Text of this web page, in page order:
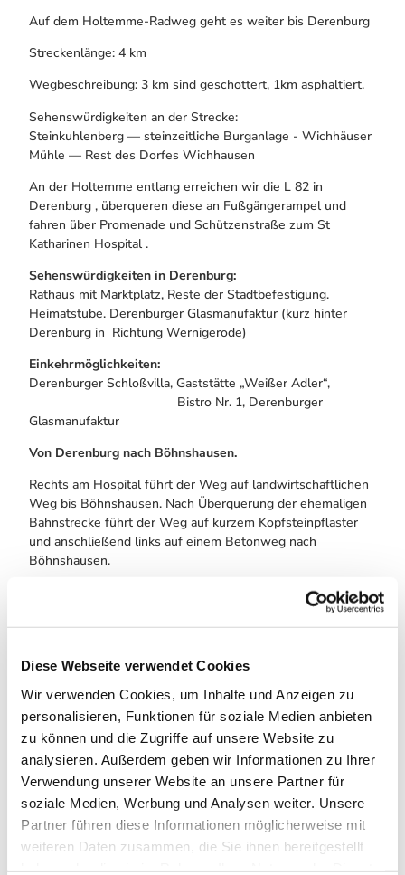
Diese Webseite verwendet Cookies
Wir verwenden Cookies, um Inhalte und Anzeigen zu
personalisieren, Funktionen für soziale Medien anbieten
zu können und die Zugriffe auf unsere Website zu
analysieren. Außerdem geben wir Informationen zu Ihrer
Verwendung unserer Website an unsere Partner für
soziale Medien, Werbung und Analysen weiter. Unsere
Partner führen diese Informationen möglicherweise mit
weiteren Daten zusammen, die Sie ihnen bereitgestellt
Auf dem Holtemme-Radweg geht es weiter bis Derenburg
Streckenlänge: 4 km
Wegbeschreibung: 3 km sind geschottert, 1km asphaltiert.
Sehenswürdigkeiten an der Strecke:
Steinkuhlenberg — steinzeitliche Burganlage - Wichhäuser
Mühle — Rest des Dorfes Wichhausen
An der Holtemme entlang erreichen wir die L 82 in
Derenburg , überqueren diese an Fußgängerampel und
fahren über Promenade und Schützenstraße zum St
Katharinen Hospital .
Sehenswürdigkeiten in Derenburg:
Rathaus mit Marktplatz, Reste der Stadtbefestigung.
Heimatstube. Derenburger Glasmanufaktur (kurz hinter
Derenburg in Richtung Wernigerode)
Einkehrmöglichkeiten:
Derenburger Schloßvilla, Gaststätte „Weißer Adler“,
Bistro Nr. 1, Derenburger
Glasmanufaktur
Von Derenburg nach Böhnshausen.
Rechts am Hospital führt der Weg auf landwirtschaftlichen
Weg bis Böhnshausen. Nach Überquerung der ehemaligen
Bahnstrecke führt der Weg auf kurzem Kopfsteinpflaster
und anschließend links auf einem Betonweg nach
Böhnshausen.
Wegbeschreibung: 200 m asphaltiert, 200 m
Von Böhnshausen nach Langenstein
Die Strecke verläuft auf der L 1323 Die Straße ist
asphaltiert aber reparaturbedürftig. Sie ist für den LKW —
Verkehr gesperrt.
Sehenswürdigkeiten in Langenstein:
Altenburg mit Höhlenwohnung, Gutspark mit Schloss und
Ybbsitzbrücke. Schäferhof, Höhlenwohnungen